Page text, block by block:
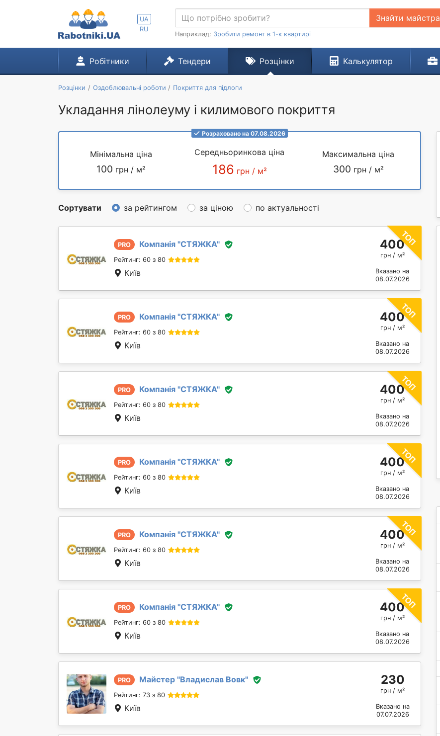
UA
RU
Знайти майстра
Наприклад: Зробити ремонт в 1-к квартирі
Робітники Тендери Розцінки Калькулятор
Розцінки Оздоблювальні роботи Покриття для підлоги
Укладання лінолеуму і килимового покриття
Розраховано на 07.08.2026
Мінімальна ціна
100 грн / м²
Середньоринкова ціна
186 грн / м²
Максимальна ціна
300 грн / м²
Сортувати за рейтингом за ціною по актуальності
PRO Компанія "СТЯЖКА"
Рейтинг: 60 з 80
Київ
400
грн / м²
Вказано на
08.07.2026
PRO Компанія "СТЯЖКА"
Рейтинг: 60 з 80
Київ
400
грн / м²
Вказано на
08.07.2026
PRO Компанія "СТЯЖКА"
Рейтинг: 60 з 80
Київ
400
грн / м²
Вказано на
08.07.2026
PRO Компанія "СТЯЖКА"
Рейтинг: 60 з 80
Київ
400
грн / м²
Вказано на
08.07.2026
PRO Компанія "СТЯЖКА"
Рейтинг: 60 з 80
Київ
400
грн / м²
Вказано на
08.07.2026
PRO Компанія "СТЯЖКА"
Рейтинг: 60 з 80
Київ
400
грн / м²
Вказано на
08.07.2026
PRO Майстер "Владислав Вовк"
Рейтинг: 73 з 80
Київ
230
грн / м²
Вказано на
07.07.2026